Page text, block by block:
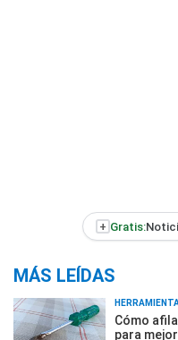
+ Gratis:
MÁS LEÍDAS
Cómo
para